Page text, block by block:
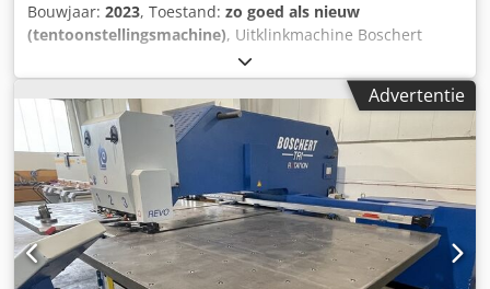
Bouwjaar: 2023, Toestand: zo goed als nieuw
(tentoonstellingsmachine), Uitklinkmachine Boschert
LB12/4 Kleur machine blauw Ral 5017 Credpefgq Uiefx
Aqxsf Snijhoek 90 Snijcapaciteit 4 mm St42 3 mm roestvrij
staal Aansluitvermogen 4kW Gewicht 760 kg Machine
uitgerust met 2 aanslagen met beweegbare aanslagbalk
aanslaglijst 300 mm binnenaanslag voor het snijden van
stroken tot 225 mm plexi bescherming CE en nieuwe
machine garantie
Advertentie